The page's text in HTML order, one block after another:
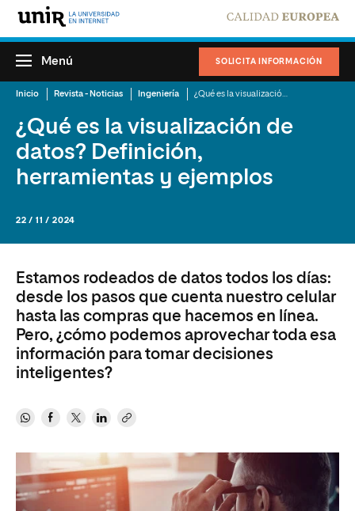
SOLICITA INFORMACIÓN
Menú
Inicio Revista - Noticias Ingeniería
¿Qué es la visualización de
datos? Definición,
herramientas y ejemplos​
22 / 11 / 2024
Estamos rodeados de datos todos los días:
desde los pasos que cuenta nuestro celular
hasta las compras que hacemos en línea.
Pero, ¿cómo podemos aprovechar toda esa
información para tomar decisiones
inteligentes?